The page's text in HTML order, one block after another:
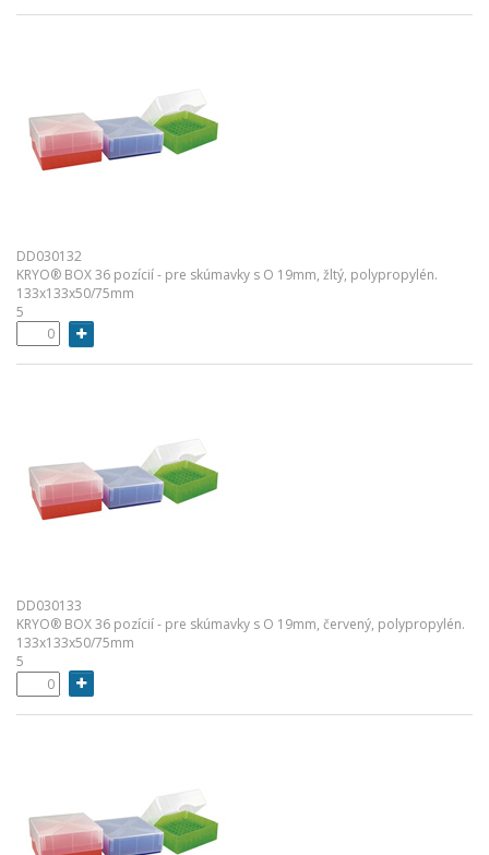
DD030132
KRYO® BOX 36 pozícií - pre skúmavky s O 19mm, žltý, polypropylén.
133x133x50/75mm
5
DD030133
KRYO® BOX 36 pozícií - pre skúmavky s O 19mm, červený, polypropylén.
133x133x50/75mm
5